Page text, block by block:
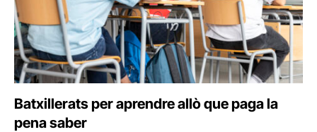
Batxillerats per aprendre allò que paga la
pena saber